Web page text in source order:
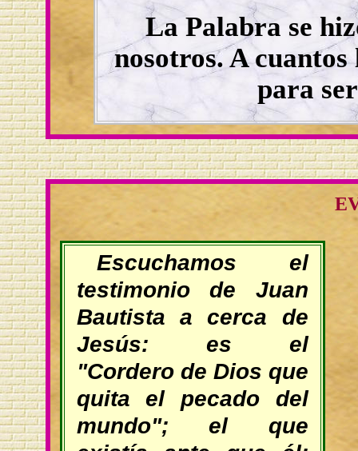
La Palabra se
nosotros. A
para
Escuchamos el
testimonio de Juan
Bautista a cerca de
Jesús: es el
"Cordero de Dios que
quita el pecado del
mundo"; el que